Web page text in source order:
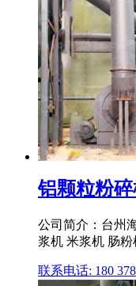
铝颗粒粉
公司简介：台州
浆机 米浆机 肠
联系电话: 180